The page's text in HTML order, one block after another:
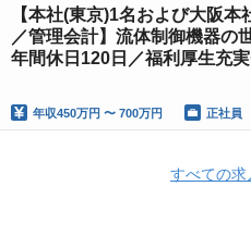
【本社(東京)1名および大阪
／管理会計】流体制御機器の
年間休日120日／福利厚生充
年収450万円 〜 700万円 正社員
すべての求